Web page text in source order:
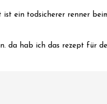
ein todsicherer renner
da hab ich das rezept für